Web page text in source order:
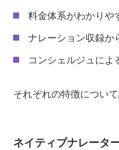
料金体系がわかりや
ナレーション収録か
コンシェルジュによ
それぞれの特徴につい
ネイティブナレータ